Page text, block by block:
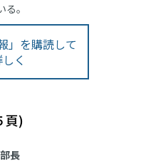
。
」を購読して
く
頁)
長